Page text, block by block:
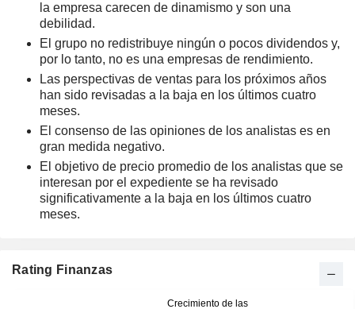
la empresa carecen de dinamismo y son una
debilidad.
El grupo no redistribuye ningún o pocos dividendos y,
por lo tanto, no es una empresas de rendimiento.
Las perspectivas de ventas para los próximos años
han sido revisadas a la baja en los últimos cuatro
meses.
El consenso de las opiniones de los analistas es en
gran medida negativo.
El objetivo de precio promedio de los analistas que se
interesan por el expediente se ha revisado
significativamente a la baja en los últimos cuatro
meses.
Rating Finanzas